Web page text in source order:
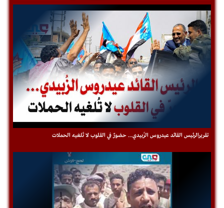
تقريرالرئيس القائد عيدروس الزُبيدي... حضورٌ في القلوب لا تُلغيه الحملات